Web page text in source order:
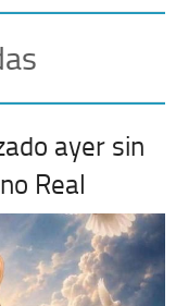
ayer sin
Real